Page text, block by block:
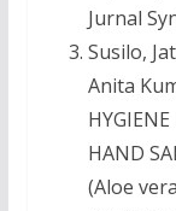
Jurnal
Susilo,
Anita
HAND
(Aloe